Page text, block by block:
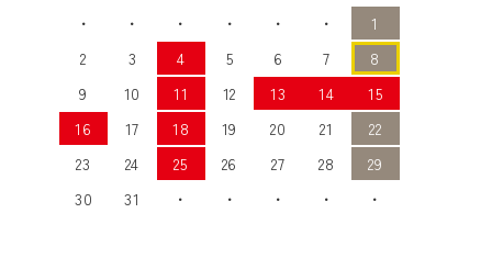
・
・ ・ ・ ・ ・
1
2
3 4 5 6 7
8
9
10 11 12 13 14
15
16
17 18 19 20 21
22
23
24 25 26 27 28
29
30
31 ・ ・ ・ ・ ・